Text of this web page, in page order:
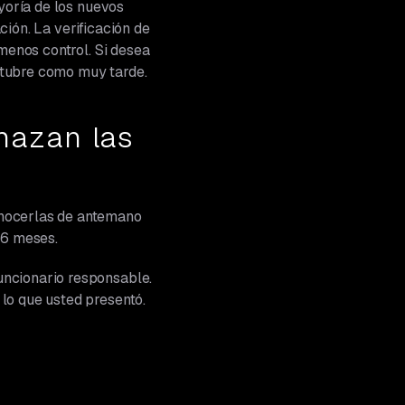
de los nuevos
La verificación de
control. Si desea
como muy tarde.
las
de antemano
meses.
responsable.
que usted presentó.